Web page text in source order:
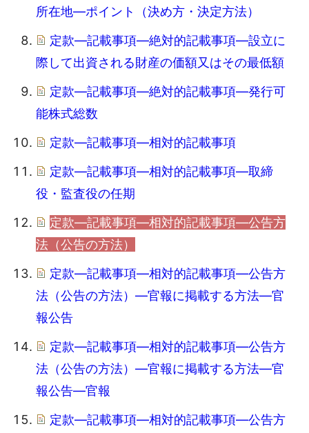
所在地―ポイント（決め方・決定方法）
定款―記載事項―絶対的記載事項―設立に
際して出資される財産の価額又はその最低額
定款―記載事項―絶対的記載事項―発行可
能株式総数
定款―記載事項―相対的記載事項
定款―記載事項―相対的記載事項―取締
役・監査役の任期
定款―記載事項―相対的記載事項―公告方
法（公告の方法）
定款―記載事項―相対的記載事項―公告方
法（公告の方法）―官報に掲載する方法―官
報公告
定款―記載事項―相対的記載事項―公告方
法（公告の方法）―官報に掲載する方法―官
報公告―官報
定款―記載事項―相対的記載事項―公告方